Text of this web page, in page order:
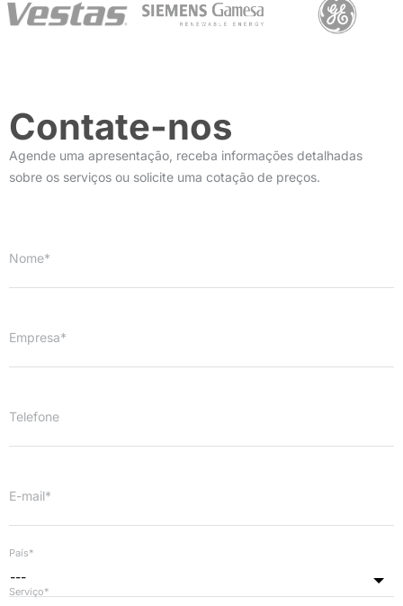
Contate-nos
Agende uma apresentação, receba informações detalhadas
sobre os serviços ou solicite uma cotação de preços.
Nome*
Empresa*
Telefone
E-mail*
---
País*
Serviço*